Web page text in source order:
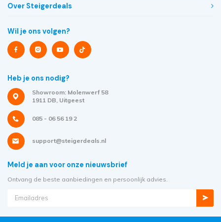
Over Steigerdeals
Wil je ons volgen?
Heb je ons nodig?
Showroom: Molenwerf 58
1911 DB, Uitgeest
085 - 06 56 19 2
support@steigerdeals.nl
Meld je aan voor onze nieuwsbrief
Ontvang de beste aanbiedingen en persoonlijk advies.